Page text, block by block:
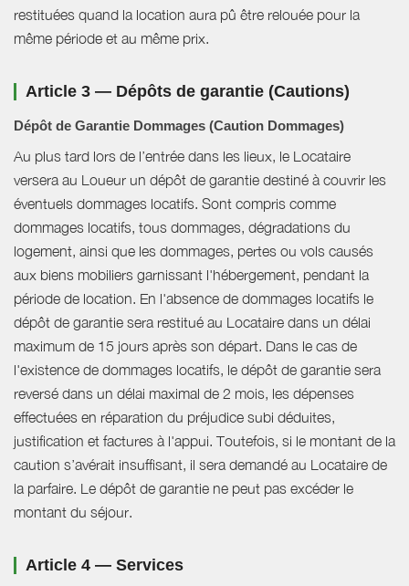
restituées quand la location aura pû être relouée pour la
même période et au même prix.
Article 3 — Dépôts de garantie (Cautions)
Dépôt de Garantie Dommages (Caution Dommages)
Au plus tard lors de l’entrée dans les lieux, le Locataire
versera au Loueur un dépôt de garantie destiné à couvrir les
éventuels dommages locatifs. Sont compris comme
dommages locatifs, tous dommages, dégradations du
logement, ainsi que les dommages, pertes ou vols causés
aux biens mobiliers garnissant l'hébergement, pendant la
période de location. En l'absence de dommages locatifs le
dépôt de garantie sera restitué au Locataire dans un délai
maximum de 15 jours après son départ. Dans le cas de
l'existence de dommages locatifs, le dépôt de garantie sera
reversé dans un délai maximal de 2 mois, les dépenses
effectuées en réparation du préjudice subi déduites,
justification et factures à l'appui. Toutefois, si le montant de la
caution s’avérait insuffisant, il sera demandé au Locataire de
la parfaire. Le dépôt de garantie ne peut pas excéder le
montant du séjour.
Article 4 — Services